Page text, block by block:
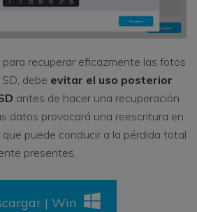
recuperar eficazmente las fotos
debe evitar el uso posterior
antes de hacer una recuperación
datos provocará una reescritura en
puede conducir a la pérdida total
presentes.
| Win